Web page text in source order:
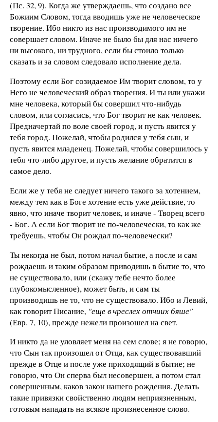
(Пс. 32, 9). Когда же утверждаешь, что создано все
Божиим Словом, тогда вводишь уже не человеческое
творение. Ибо никто из нас производимого им не
совершает словом. Иначе не было бы для нас ничего
ни высокого, ни трудного, если бы стоило только
сказать и за словом следовало исполнение дела.
Поэтому если Бог созидаемое Им творит словом, то у
Него не человеческий образ творения. И ты или укажи
мне человека, который бы совершил что-нибудь
словом, или согласись, что Бог творит не как человек.
Предначертай по воле своей город, и пусть явится у
тебя город. Пожелай, чтобы родился у тебя сын, и
пусть явится младенец. Пожелай, чтобы совершилось у
тебя что-либо другое, и пусть желание обратится в
самое дело.
Если же у тебя не следует ничего такого за хотением,
между тем как в Боге хотение есть уже действие, то
явно, что иначе творит человек, и иначе - Творец всего
- Бог. А если Бог творит не по-человечески, то как же
требуешь, чтобы Он рождал по-человечески?
Ты некогда не был, потом начал бытие, а после и сам
рождаешь и таким образом приводишь в бытие то, что
не существовало, или (скажу тебе нечто более
глубокомысленное), может быть, и сам ты
производишь не то, что не существовало. Ибо и Левий,
как говорит Писание, "еще в чреслех отчиих бяше"
(Евр. 7, 10), прежде нежели произошел на свет.
И никто да не уловляет меня на сем слове; я не говорю,
что Сын так произошел от Отца, как существовавший
прежде в Отце и после уже приходящий в бытие; не
говорю, что Он сперва был несовершен, а потом стал
совершенным, каков закон нашего рождения. Делать
такие привязки свойственно людям неприязненным,
готовым нападать на всякое произнесенное слово.